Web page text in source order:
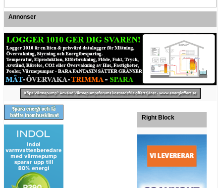
Annonser
Right Block